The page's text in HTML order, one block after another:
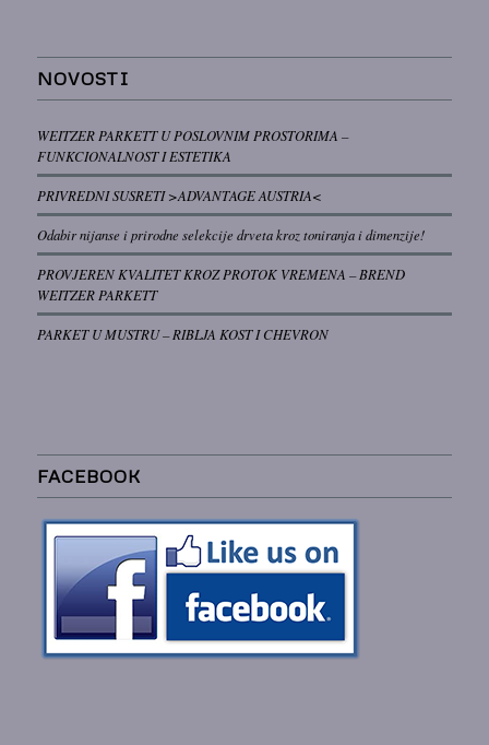
NOVOSTI
WEITZER PARKETT U POSLOVNIM PROSTORIMA –
FUNKCIONALNOST I ESTETIKA
PRIVREDNI SUSRETI >ADVANTAGE AUSTRIA<
Odabir nijanse i prirodne selekcije drveta kroz toniranja i dimenzije!
PROVJEREN KVALITET KROZ PROTOK VREMENA – BREND
WEITZER PARKETT
PARKET U MUSTRU – RIBLJA KOST I CHEVRON
FACEBOOK